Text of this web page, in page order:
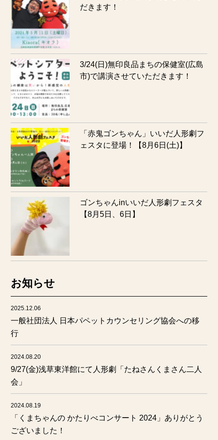
だきます！
3/24(日)無印良品まちの保健室(広島
市)で講演させていただきます！
「赤鬼ゴンちゃん」いいだ人形劇フ
ェスタに登場！【8月6日(土)】
ゴンちゃんinいいだ人形劇フェスタ
【8月5日、6日】
お知らせ
2025.12.06
一般社団法人 日本パペットカウンセリング協会への移
行
2024.08.20
9/27(金)浅草東洋館にて人形劇「たねさんくまさん二人
会」
2024.08.19
「くまちゃんの かたりべコンサート 2024」ありがとう
ございました！